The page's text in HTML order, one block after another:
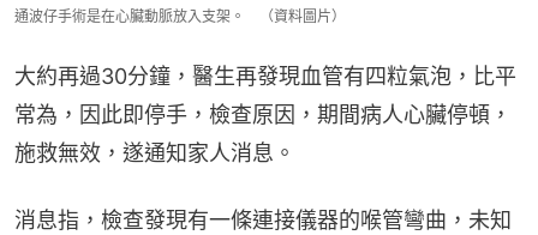
通波仔手術是在心臟動脈放入支架。 （資料圖片）
大約再過30分鐘，醫生再發現血管有四粒氣泡，比平
常為，因此即停手，檢查原因，期間病人心臟停頓，
施救無效，遂通知家人消息。
消息指，檢查發現有一條連接儀器的喉管彎曲，未知